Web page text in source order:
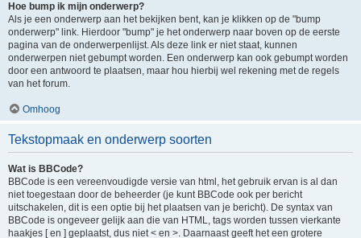
Hoe bump ik mijn onderwerp?
Als je een onderwerp aan het bekijken bent, kan je klikken op de "bump
onderwerp" link. Hierdoor "bump" je het onderwerp naar boven op de eerste
pagina van de onderwerpenlijst. Als deze link er niet staat, kunnen
onderwerpen niet gebumpt worden. Een onderwerp kan ook gebumpt worden
door een antwoord te plaatsen, maar hou hierbij wel rekening met de regels
van het forum.
Omhoog
Tekstopmaak en onderwerp soorten
Wat is BBCode?
BBCode is een vereenvoudigde versie van html, het gebruik ervan is al dan
niet toegestaan door de beheerder (je kunt BBCode ook per bericht
uitschakelen, dit is een optie bij het plaatsen van je bericht). De syntax van
BBCode is ongeveer gelijk aan die van HTML, tags worden tussen vierkante
haakjes [ en ] geplaatst, dus niet < en >. Daarnaast geeft het een grotere